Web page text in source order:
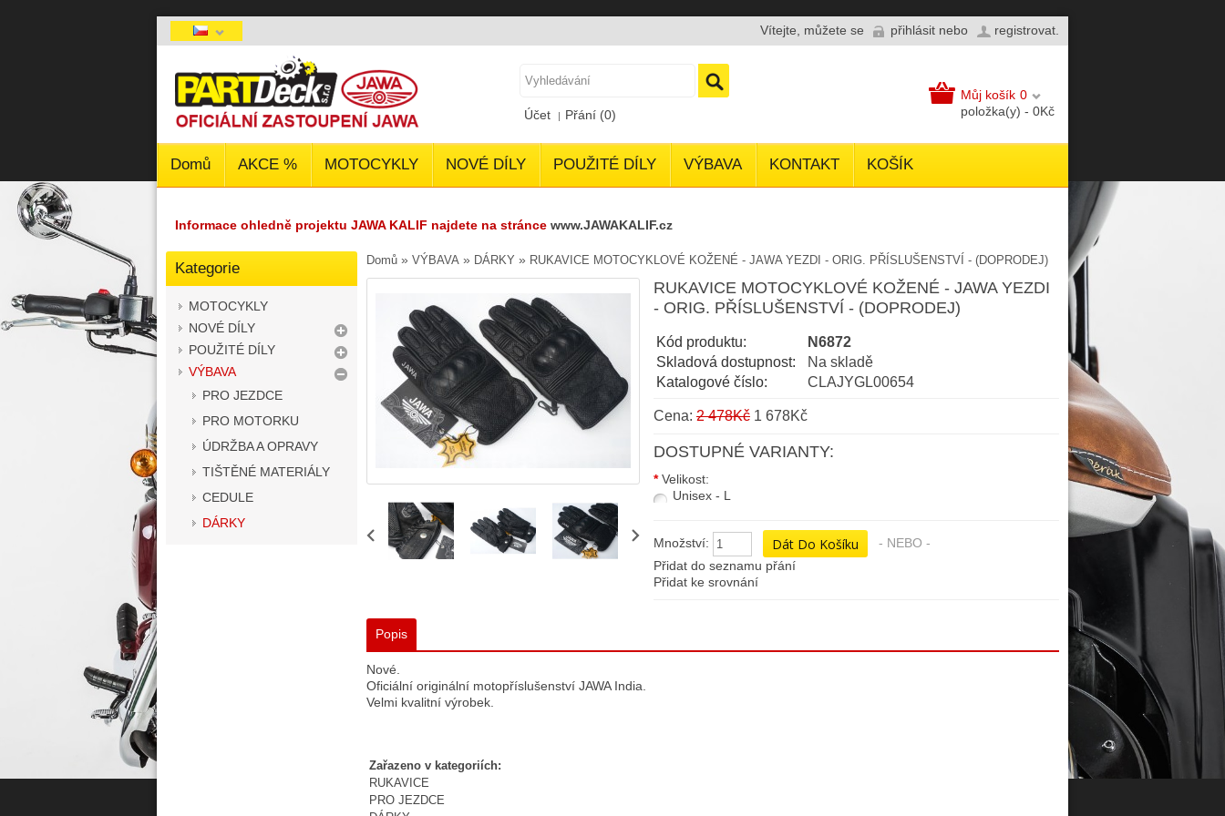
Vítejte, můžete se přihlásit nebo registrovat
Účet Přání (0)
Můj košík 0
položka(y) - 0Kč
Domů AKCE % MOTOCYKLY NOVÉ DÍLY POUŽITÉ DÍLY VÝBAVA KONTAKT KOŠÍK
Informace ohledně projektu JAWA KALIF najdete na stránce www.JAWAKALIF.cz
Kategorie
MOTOCYKLY
NOVÉ DÍLY
POUŽITÉ DÍLY
VÝBAVA
PRO JEZDCE
PRO MOTORKU
ÚDRŽBA A OPRAVY
TIŠTĚNÉ MATERIÁLY
CEDULE
DÁRKY
Domů » VÝBAVA » DÁRKY » RUKAVICE MOTOCYKLOVÉ KOŽENÉ - JAWA YEZDI - ORIG. PŘÍSLUŠENSTVÍ - (DOPRODEJ)
RUKAVICE MOTOCYKLOVÉ KOŽENÉ - JAWA YEZDI
- ORIG. PŘÍSLUŠENSTVÍ - (DOPRODEJ)
Kód produktu:
N6872
Skladová dostupnost:
Na skladě
Katalogové číslo:
CLAJYGL00654
Cena: 2 478Kč 1 678Kč
DOSTUPNÉ VARIANTY:
* Velikost:
Unisex - L
Množství:
- NEBO -
Přidat do seznamu přání
Přidat ke srovnání
Popis
Nové.
Oficiální originální motopříslušenství JAWA India.
Velmi kvalitní výrobek.
Zařazeno v kategoriích:
RUKAVICE
PRO JEZDCE